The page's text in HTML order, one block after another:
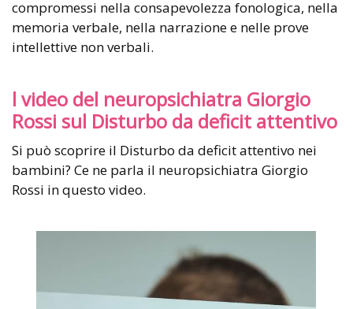
compromessi nella consapevolezza fonologica, nella
memoria verbale, nella narrazione e nelle prove
intellettive non verbali.
l video del neuropsichiatra Giorgio
Rossi sul Disturbo da deficit attentivo
Si può scoprire il Disturbo da deficit attentivo nei
bambini? Ce ne parla il neuropsichiatra Giorgio
Rossi in questo video.